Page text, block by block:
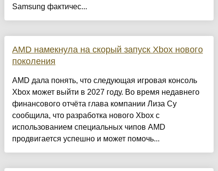
Samsung фактичес...
AMD намекнула на скорый запуск Xbox нового
поколения
AMD дала понять, что следующая игровая консоль
Xbox может выйти в 2027 году. Во время недавнего
финансового отчёта глава компании Лиза Су
сообщила, что разработка нового Xbox с
использованием специальных чипов AMD
продвигается успешно и может помочь...